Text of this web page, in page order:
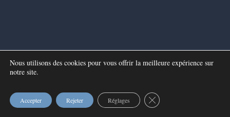
Nous utilisons des cookies pour vous offrir la meilleure expérience sur
notre site.
Accepter Rejeter Réglages Fermer la bannière des